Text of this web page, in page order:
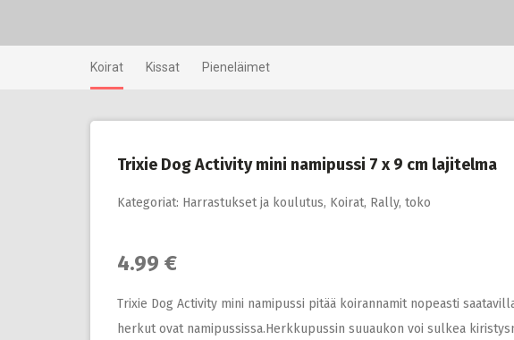
Koirat Kissat Pieneläimet
Trixie Dog Activity mini namipussi 7 x 9 cm lajitelma
Kategoriat: Harrastukset ja koulutus, Koirat, Rally, toko
4.99 €
Trixie Dog Activity mini namipussi pitää koirannamit nopeasti
herkut ovat namipussissa.Herkkupussin suuaukon voi sulkea